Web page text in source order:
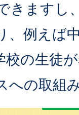
きますし
、例えば
校の生徒
への取組